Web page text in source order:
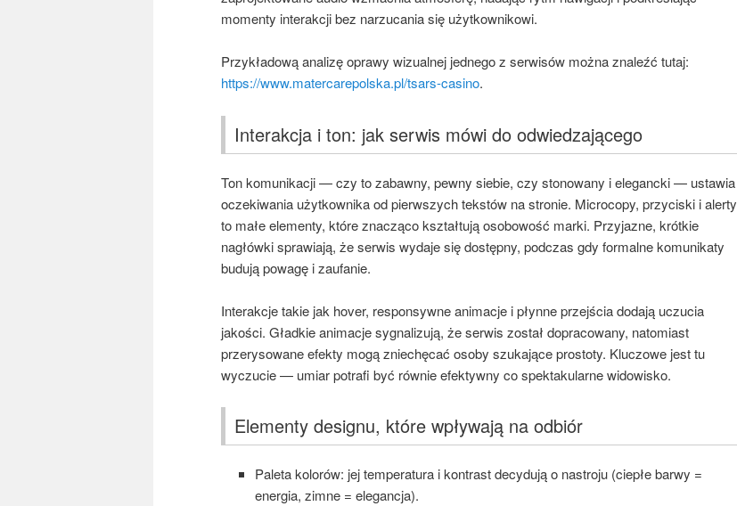
momenty interakcji bez narzucania się użytkownikowi.
Przykładową analizę oprawy wizualnej jednego z serwisów można znaleźć tutaj:
https://www.matercarepolska.pl/tsars-casino.
Interakcja i ton: jak serwis mówi do odwiedzającego
Ton komunikacji — czy to zabawny, pewny siebie, czy stonowany i elegancki — ustawia
oczekiwania użytkownika od pierwszych tekstów na stronie. Microcopy, przyciski i alerty
to małe elementy, które znacząco kształtują osobowość marki. Przyjazne, krótkie
nagłówki sprawiają, że serwis wydaje się dostępny, podczas gdy formalne komunikaty
budują powagę i zaufanie.
Interakcje takie jak hover, responsywne animacje i płynne przejścia dodają uczucia
jakości. Gładkie animacje sygnalizują, że serwis został dopracowany, natomiast
przerysowane efekty mogą zniechęcać osoby szukające prostoty. Kluczowe jest tu
wyczucie — umiar potrafi być równie efektywny co spektakularne widowisko.
Elementy designu, które wpływają na odbiór
Paleta kolorów: jej temperatura i kontrast decydują o nastroju (ciepłe barwy =
energia, zimne = elegancja).